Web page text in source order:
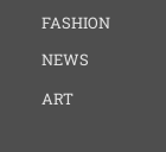
FASHION
NEWS
ART